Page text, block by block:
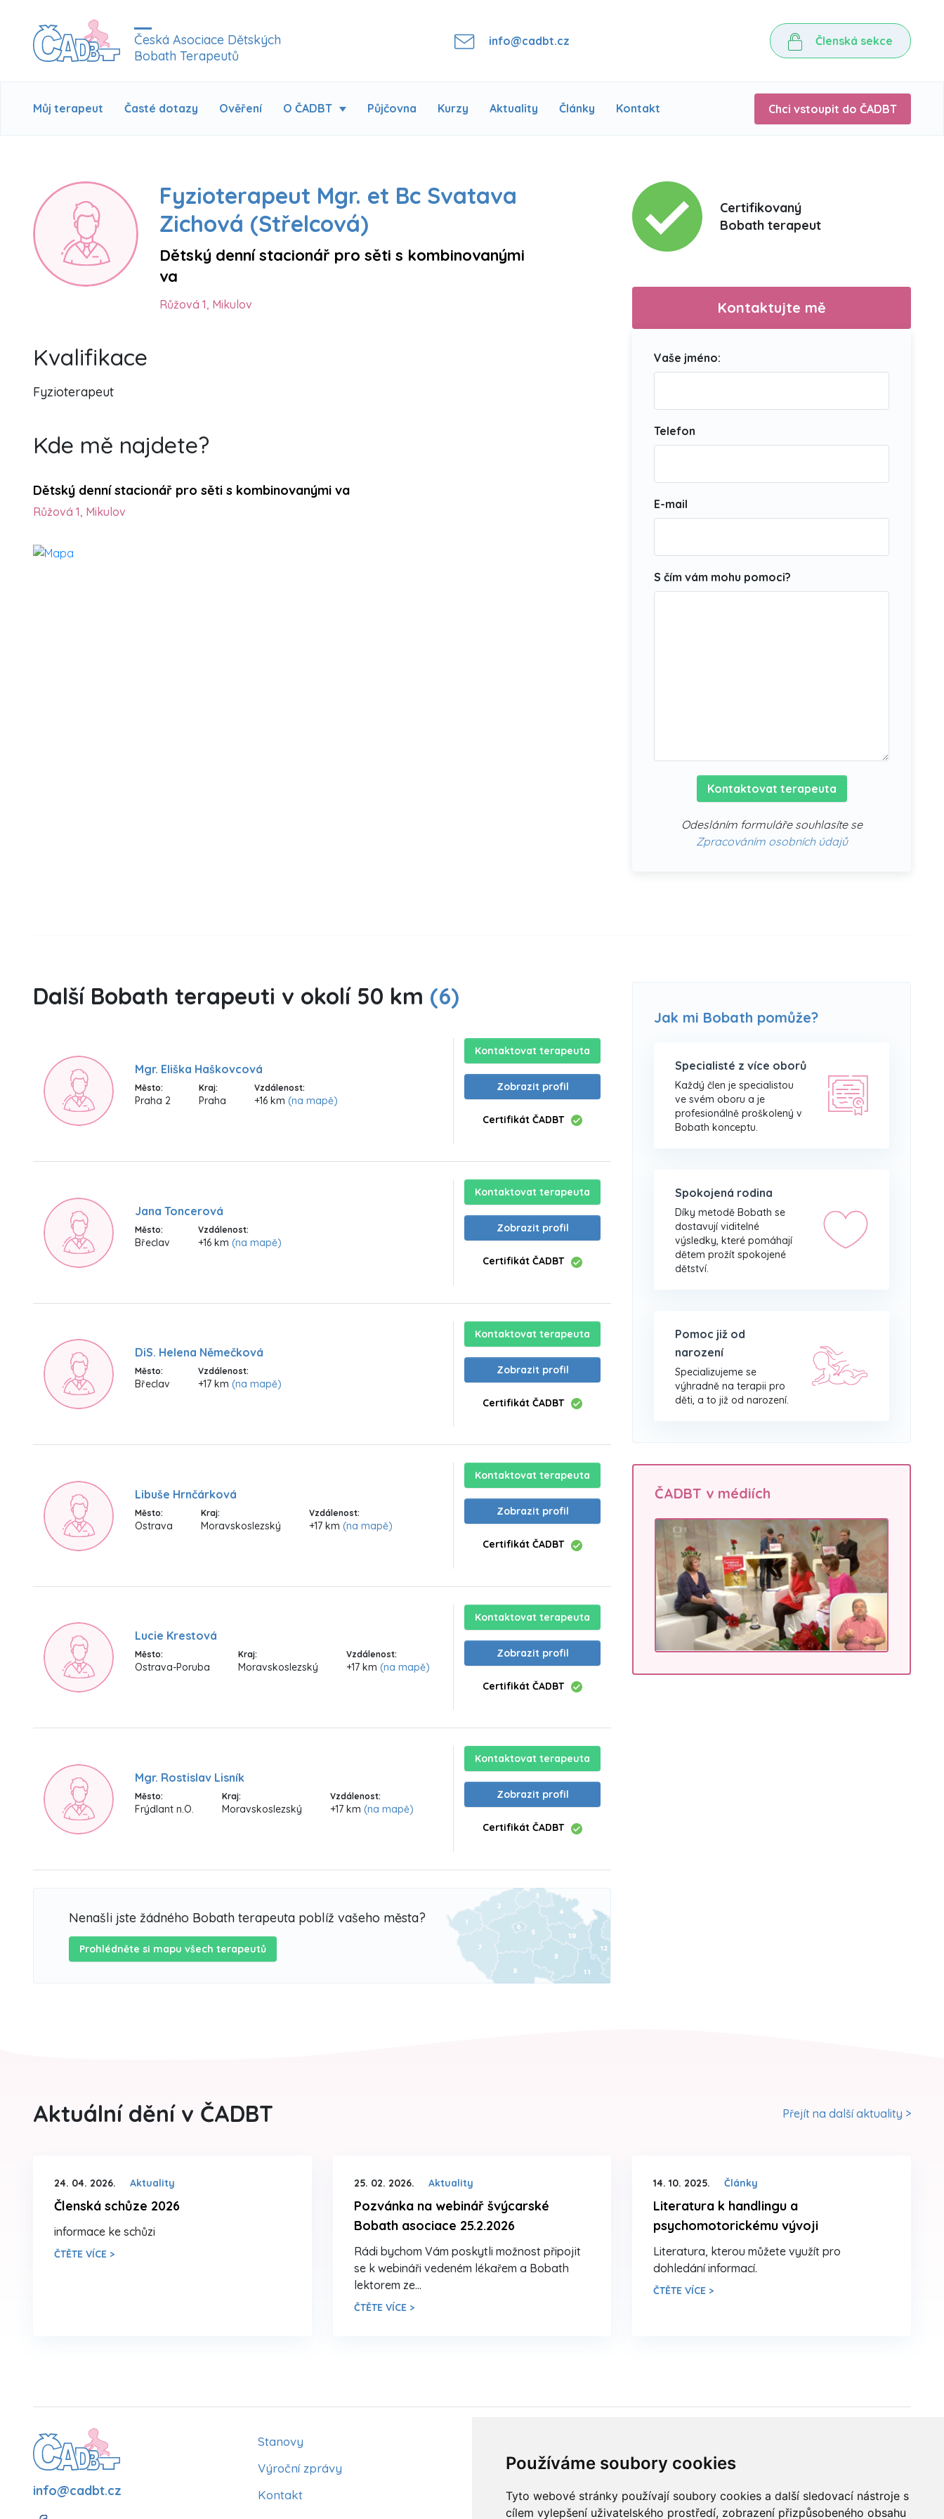
Používáme soubory cookies
Tyto webové stránky používají soubory cookies a další sledovací nástroje s
cílem vylepšení uživatelského prostředí, zobrazení přizpůsobeného obsahu
Česká Asociace Dětských
Bobath Terapeutů
info@cadbt.cz Členská sekce
Můj terapeut Časté dotazy Ověření O ČADBT Půjčovna Kurzy Aktuality Články Kontakt Chci vstoupit do ČADBT
Fyzioterapeut Mgr. et Bc Svatava
Zichová (Střelcová)
Dětský denní stacionář pro sěti s kombinovanými
va
Růžová 1, Mikulov
Kvalifikace
Fyzioterapeut
Kde mě najdete?
Dětský denní stacionář pro sěti s kombinovanými va
Růžová 1, Mikulov
Certifikovaný
Bobath terapeut
Kontaktujte mě
Vaše jméno:
Telefon
E-mail
S čím vám mohu pomoci?
Kontaktovat terapeuta
Odesláním formuláře souhlasíte se
Zpracováním osobních údajů
Další Bobath terapeuti v okolí 50 km (6)
Mgr. Eliška Haškovcová
Město:
Praha 2
Kraj:
Praha
Vzdálenost:
+16 km (na mapě)
Kontaktovat terapeuta
Zobrazit profil
Certifikát ČADBT
Jana Toncerová
Město:
Břeclav
Vzdálenost:
+16 km (na mapě)
Kontaktovat terapeuta
Zobrazit profil
Certifikát ČADBT
DiS. Helena Němečková
Město:
Břeclav
Vzdálenost:
+17 km (na mapě)
Kontaktovat terapeuta
Zobrazit profil
Certifikát ČADBT
Libuše Hrnčárková
Město:
Ostrava
Kraj:
Moravskoslezský
Vzdálenost:
+17 km (na mapě)
Kontaktovat terapeuta
Zobrazit profil
Certifikát ČADBT
Lucie Krestová
Město:
Ostrava-Poruba
Kraj:
Moravskoslezský
Vzdálenost:
+17 km (na mapě)
Kontaktovat terapeuta
Zobrazit profil
Certifikát ČADBT
Mgr. Rostislav Lisník
Město:
Frýdlant n.O.
Kraj:
Moravskoslezský
Vzdálenost:
+17 km (na mapě)
Kontaktovat terapeuta
Zobrazit profil
Certifikát ČADBT
Nenašli jste žádného Bobath terapeuta poblíž vašeho města?
Prohlédněte si mapu všech terapeutů
Jak mi Bobath pomůže?
Specialisté z více oborů
Každý člen je specialistou
ve svém oboru a je
profesionálně proškolený v
Bobath konceptu.
Spokojená rodina
Díky metodě Bobath se
dostavují viditelné
výsledky, které pomáhají
dětem prožít spokojené
dětství.
Pomoc již od
narození
Specializujeme se
výhradně na terapii pro
děti, a to již od narození.
ČADBT v médiích
Aktuální dění v ČADBT Přejít na další aktuality >
24. 04. 2026. Aktuality
Členská schůze 2026
informace ke schůzi
ČTĚTE VÍCE >
25. 02. 2026. Aktuality
Pozvánka na webinář švýcarské
Bobath asociace 25.2.2026
Rádi bychom Vám poskytli možnost připojit
se k webináři vedeném lékařem a Bobath
lektorem ze…
ČTĚTE VÍCE >
14. 10. 2025. Články
Literatura k handlingu a
psychomotorickému vývoji
Literatura, kterou můžete využít pro
dohledání informací.
ČTĚTE VÍCE >
info@cadbt.cz
Stanovy
Výroční zprávy
Kontakt
Články
Kurzy a workshopy
Česká Asociace Dětských Bobath
Terapeutů spolek (z.s.)
Ukrajinská 1534